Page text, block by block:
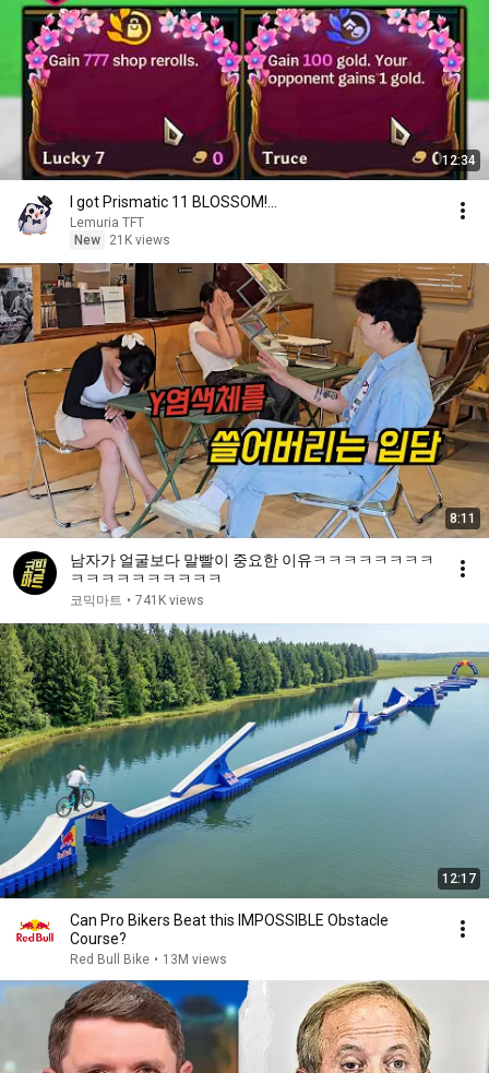
12:34
I got Prismatic 11 BLOSSOM!...
Lemuria TFT
New
21K views
8:11
남자가 얼굴보다 말빨이 중요한 이유ㅋㅋㅋㅋㅋㅋㅋㅋ
ㅋㅋㅋㅋㅋㅋㅋㅋㅋㅋ
코믹마트 • 741K views
12:17
Can Pro Bikers Beat this IMPOSSIBLE Obstacle
Course?
Red Bull Bike • 13M views